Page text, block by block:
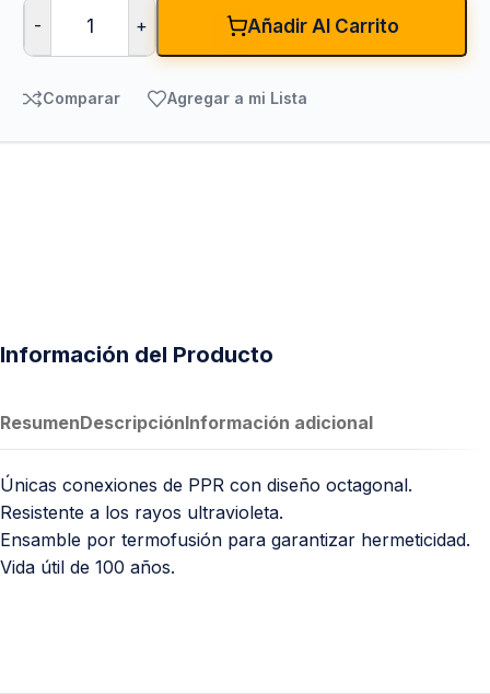
- + Añadir Al Carrito
Comparar Agregar a mi Lista
Información del Producto
ResumenDescripciónInformación adicional
Únicas conexiones de PPR con diseño octagonal.
Resistente a los rayos ultravioleta.
Ensamble por termofusión para garantizar hermeticidad.
Vida útil de 100 años.